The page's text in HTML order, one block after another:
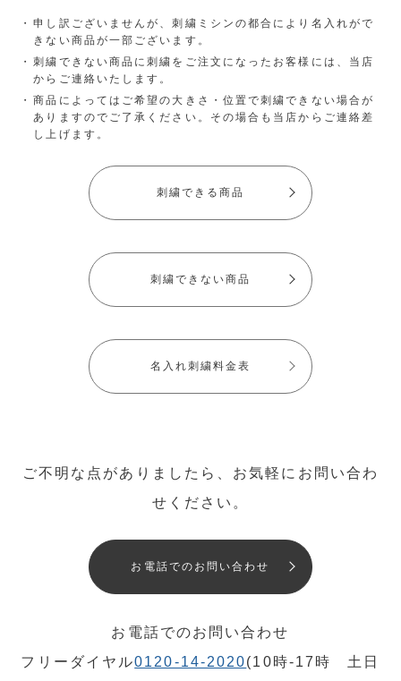
申し訳ございませんが、刺繍ミシンの都合により名入れがで
きない商品が一部ございます。
刺繍できない商品に刺繍をご注文になったお客様には、当店
からご連絡いたします。
商品によってはご希望の大きさ・位置で刺繍できない場合が
ありますのでご了承ください。その場合も当店からご連絡差
し上げます。
刺繍できる商品
刺繍できない商品
名入れ刺繍料金表
ご不明な点がありましたら、お気軽にお問い合わ
せください。
お電話でのお問い合わせ
お電話でのお問い合わせ
フリーダイヤル0120-14-2020(10時-17時 土日